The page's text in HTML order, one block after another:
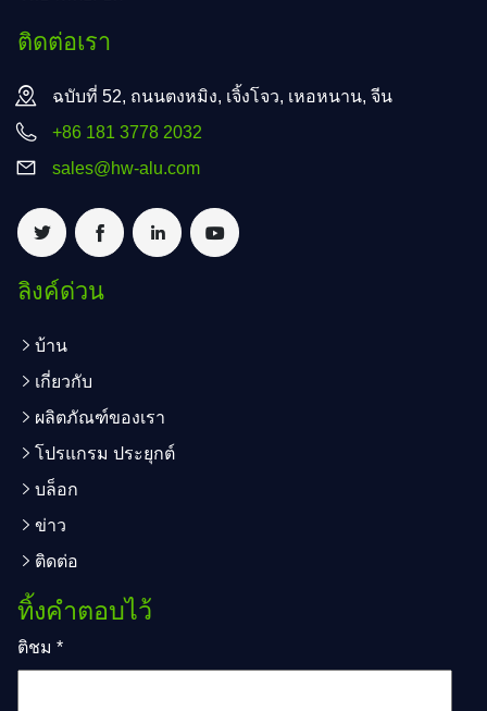
ติดต่อเรา
ฉบับที่ 52, ถนนตงหมิง, เจิ้งโจว, เหอหนาน, จีน
+86 181 3778 2032
sales@hw-alu.com
ลิงค์ด่วน
บ้าน
เกี่ยวกับ
ผลิตภัณฑ์ของเรา
โปรแกรม ประยุกต์
บล็อก
ข่าว
ติดต่อ
ทิ้งคำตอบไว้
ติชม *